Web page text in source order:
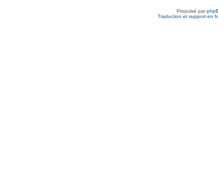
Propulsé par
Traduction et support en